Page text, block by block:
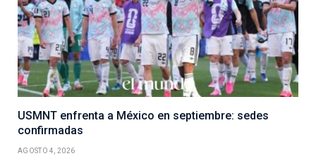
USMNT enfrenta a México en septiembre: sedes
confirmadas
AGOSTO 4, 2026